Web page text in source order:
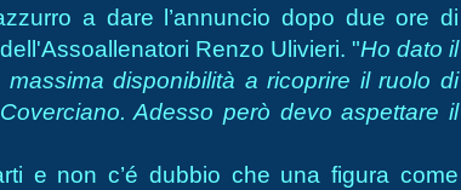
a dare l’annuncio dopo due ore di
Renzo Ulivieri. "Ho dato il
disponibilità a ricoprire il ruolo di
Adesso però devo aspettare il
e non c’é dubbio che una figura come